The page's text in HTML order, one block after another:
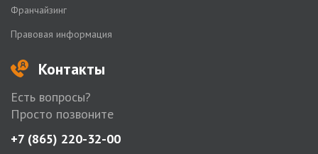
Франчайзинг
Правовая информация
Контакты
Есть вопросы?
Просто позвоните
+7 (865) 220-32-00